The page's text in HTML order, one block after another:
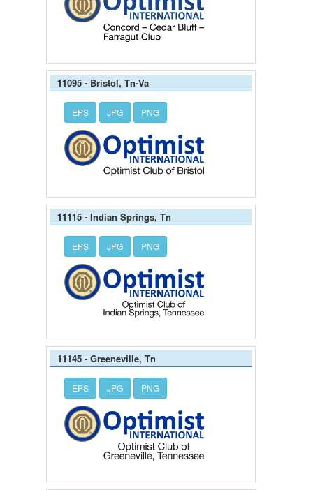
11095 - Bristol, Tn-Va
EPS JPG PNG
11115 - Indian Springs, Tn
EPS JPG PNG
11145 - Greeneville, Tn
EPS JPG PNG